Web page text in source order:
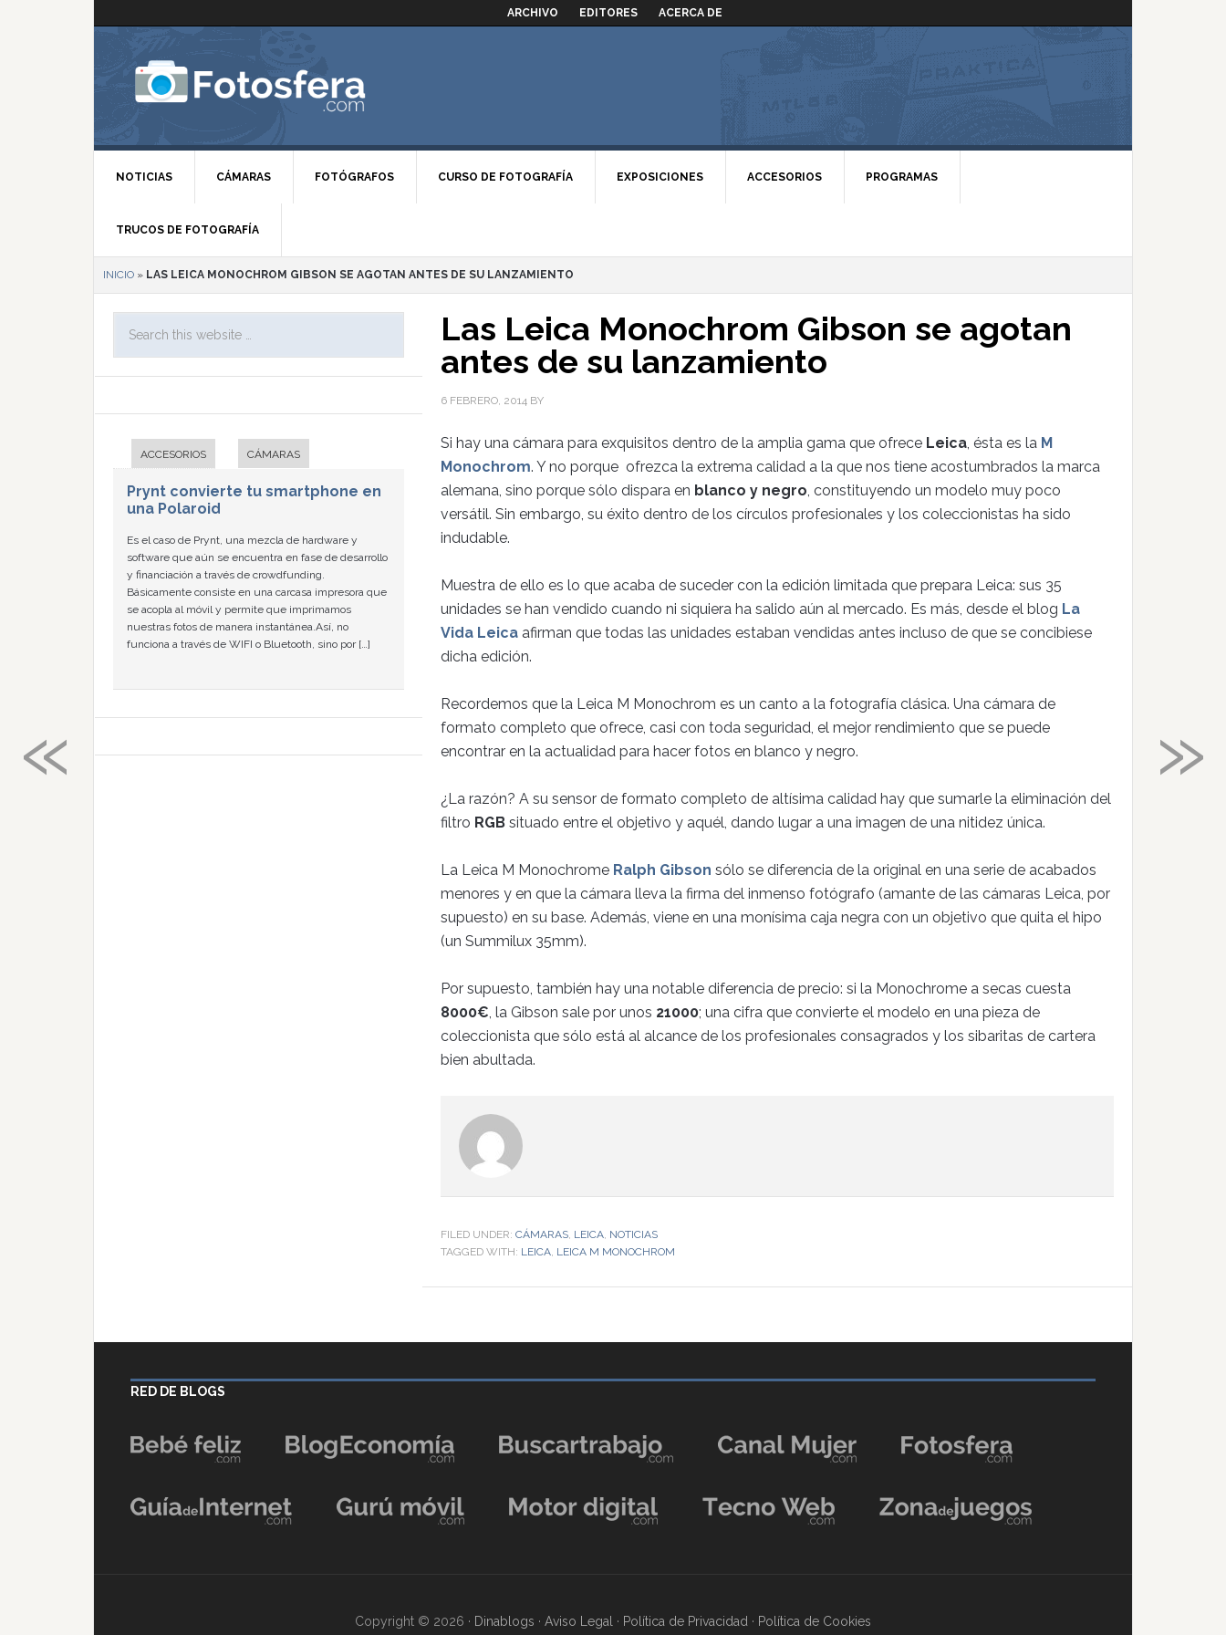
ARCHIVO EDITORES ACERCA DE
NOTICIAS CÁMARAS FOTÓGRAFOS CURSO DE FOTOGRAFÍA EXPOSICIONES ACCESORIOS PROGRAMAS
TRUCOS DE FOTOGRAFÍA
INICIO » LAS LEICA MONOCHROM GIBSON SE AGOTAN ANTES DE SU LANZAMIENTO
Las Leica Monochrom Gibson se agotan
antes de su lanzamiento
6 FEBRERO, 2014 BY
Si hay una cámara para exquisitos dentro de la amplia gama que ofrece Leica, ésta es la M
Monochrom. Y no porque ofrezca la extrema calidad a la que nos tiene acostumbrados la marca
alemana, sino porque sólo dispara en blanco y negro, constituyendo un modelo muy poco
versátil. Sin embargo, su éxito dentro de los círculos profesionales y los coleccionistas ha sido
indudable.
Muestra de ello es lo que acaba de suceder con la edición limitada que prepara Leica: sus 35
unidades se han vendido cuando ni siquiera ha salido aún al mercado. Es más, desde el blog La
Vida Leica afirman que todas las unidades estaban vendidas antes incluso de que se concibiese
dicha edición.
Recordemos que la Leica M Monochrom es un canto a la fotografía clásica. Una cámara de
formato completo que ofrece, casi con toda seguridad, el mejor rendimiento que se puede
encontrar en la actualidad para hacer fotos en blanco y negro.
¿La razón? A su sensor de formato completo de altísima calidad hay que sumarle la eliminación del
filtro RGB situado entre el objetivo y aquél, dando lugar a una imagen de una nitidez única.
La Leica M Monochrome Ralph Gibson sólo se diferencia de la original en una serie de acabados
menores y en que la cámara lleva la firma del inmenso fotógrafo (amante de las cámaras Leica, por
supuesto) en su base. Además, viene en una monísima caja negra con un objetivo que quita el hipo
(un Summilux 35mm).
Por supuesto, también hay una notable diferencia de precio: si la Monochrome a secas cuesta
8000€, la Gibson sale por unos 21000; una cifra que convierte el modelo en una pieza de
coleccionista que sólo está al alcance de los profesionales consagrados y los sibaritas de cartera
bien abultada.
FILED UNDER: CÁMARAS, LEICA, NOTICIAS
TAGGED WITH: LEICA, LEICA M MONOCHROM
ACCESORIOS CÁMARAS
Prynt convierte tu smartphone en
una Polaroid
Es el caso de Prynt, una mezcla de hardware y
software que aún se encuentra en fase de desarrollo
y financiación a través de crowdfunding.
Básicamente consiste en una carcasa impresora que
se acopla al móvil y permite que imprimamos
nuestras fotos de manera instantánea.Así, no
funciona a través de WIFI o Bluetooth, sino por […]
RED DE BLOGS
Copyright © 2026 · Dinablogs · Aviso Legal · Política de Privacidad · Política de Cookies
»
«